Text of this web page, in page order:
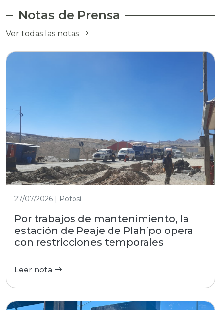
Notas de Prensa
Ver todas las notas
27/07/2026 | Potosí
Por trabajos de mantenimiento, la
estación de Peaje de Plahipo opera
con restricciones temporales
Leer nota